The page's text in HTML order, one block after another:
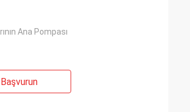
Ana Pompası